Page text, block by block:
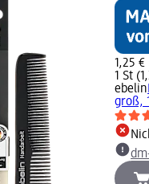
1,25 €
1 St
ebelin
groß,